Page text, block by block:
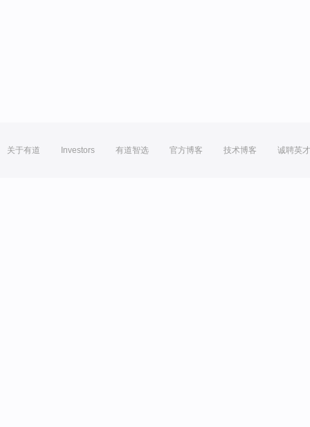
关于有道 Investors 有道智选 官方博客 技术博客 诚聘英才